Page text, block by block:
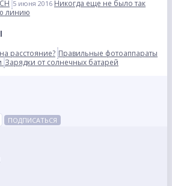
5 июня 2016 Никогда еще не было так
линию
расстояние? Правильные фотоаппараты
Зарядки от солнечных батарей
ПОДПИСАТЬСЯ